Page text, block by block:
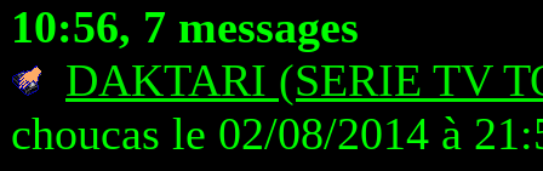
10:56, 7 messages
DAKTARI (SERIE TV
choucas le 02/08/2014 à